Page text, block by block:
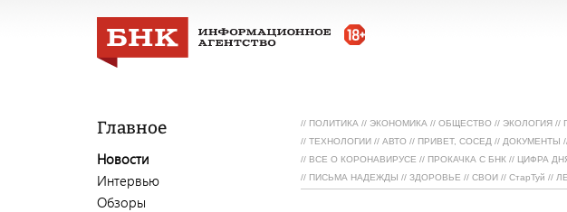
Главное
Новости
Интервью
Обзоры
// ПОЛИТИКА // ЭКОНОМИКА // ОБЩЕСТВО // ЭКОЛОГИЯ //
// ТЕХНОЛОГИИ // АВТО // ПРИВЕТ, СОСЕД // ДОКУМЕНТЫ
// ВСЕ О КОРОНАВИРУСЕ // ПРОКАЧКА С БНК // ЦИФРА
// ПИСЬМА НАДЕЖДЫ // ЗДОРОВЬЕ // СВОИ // СтарТуй //